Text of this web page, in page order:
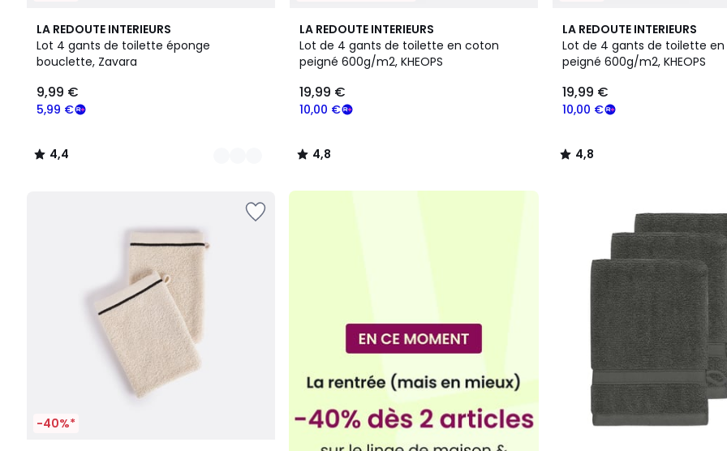
LA REDOUTE INTERIEURS
Lot 4 gants de toilette éponge
bouclette, Zavara
€
souscrivez
programme
5,99 €
9,99 €
4,4
/ 5
19
Couleurs
4,4
/
LA REDOUTE INTERIEURS
Lot de 4 gants de toilette en coton
peigné 600g/m2, KHEOPS
10,00 €
19,99 €
4,8
/ 5
4,8
/
LA REDOUTE INTERIEURS
Lot de 4 gants de toilette
peigné 600g/m2, KHEOPS
10,00 €
19,99 €
4,8
/ 5
11
Couleurs
4,8
/
-40%*